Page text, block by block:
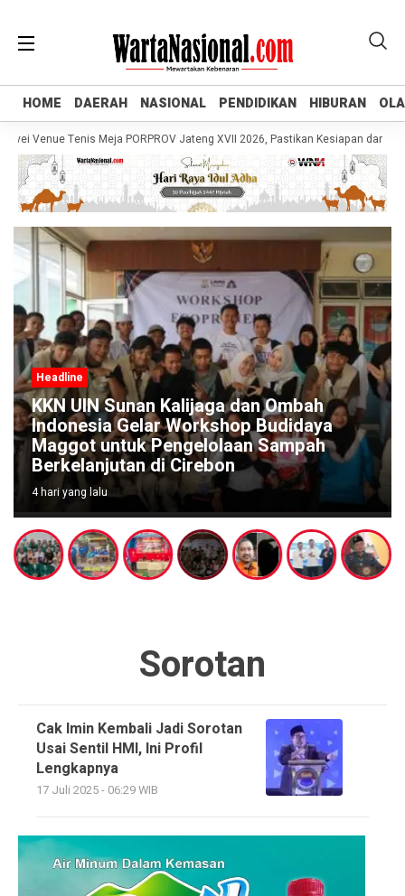
HOME DAERAH NASIONAL PENDIDIKAN HIBURAN
HOME DAERAH NASIONAL PENDIDIKAN HIBURAN
Venue Tenis Meja PORPROV Jateng XVII 2026, Pastikan Kesiapan dan
Headline
KKN UIN Sunan Kalijaga dan Ombah
Indonesia Gelar Workshop Budidaya
Maggot untuk Pengelolaan Sampah
Berkelanjutan di Cirebon
4 hari yang lalu
Sorotan
Cak Imin Kembali Jadi Sorotan
Usai Sentil HMI, Ini Profil
Lengkapnya
17 Juli 2025 - 06:29 WIB